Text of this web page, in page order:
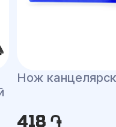
Нож
418 ֏